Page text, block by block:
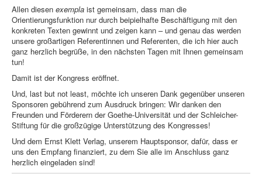
Allen diesen exempla ist gemeinsam, dass man die
Orientierungsfunktion nur durch beipielhafte Beschäftigung mit den
konkreten Texten gewinnt und zeigen kann – und genau das werden
unsere großartigen Referentinnen und Referenten, die ich hier auch
ganz herzlich begrüße, in den nächsten Tagen mit Ihnen gemeinsam
tun!
Damit ist der Kongress eröffnet.
Und, last but not least, möchte ich unseren Dank gegenüber unseren
Sponsoren gebührend zum Ausdruck bringen: Wir danken den
Freunden und Förderern der Goethe-Universität und der Schleicher-
Stiftung für die großzügige Unterstützung des Kongresses!
Und dem Ernst Klett Verlag, unserem Hauptsponsor, dafür, dass er
uns den Empfang finanziert, zu dem Sie alle im Anschluss ganz
herzlich eingeladen sind!